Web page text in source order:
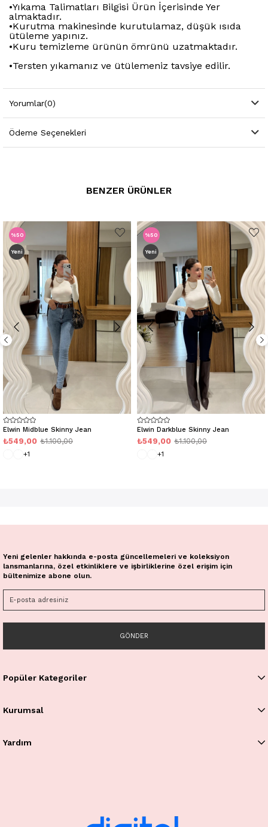
•Yıkama Talimatları Bilgisi Ürün İçerisinde Yer
almaktadır.
•Kurutma makinesinde kurutulamaz, düşük ısıda
ütüleme yapınız.
•Kuru temizleme ürünün ömrünü uzatmaktadır.
•Tersten yıkamanız ve ütülemeniz tavsiye edilir.
Yorumlar(0)
Ödeme Seçenekleri
BENZER ÜRÜNLER
Elwin Midblue Skinny Jean
₺549,00 ₺1.100,00
+1
%50
Yeni
Elwin Darkblue Skinny Jean
₺549,00 ₺1.100,00
+1
%50
Yeni
Popüler Kategoriler
Kurumsal
Yardım
Yeni gelenler hakkında e-posta güncellemeleri ve koleksiyon
lansmanlarına, özel etkinliklere ve işbirliklerine özel erişim için
bültenimize abone olun.
GÖNDER